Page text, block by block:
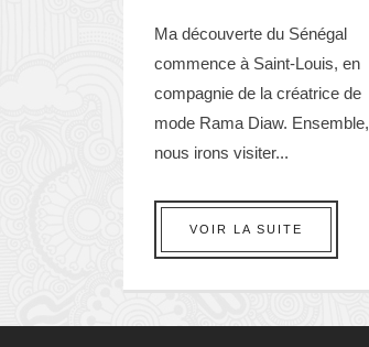
Ma découverte du Sénégal
commence à Saint-Louis, en
compagnie de la créatrice de
mode Rama Diaw. Ensemble,
nous irons visiter...
VOIR LA SUITE